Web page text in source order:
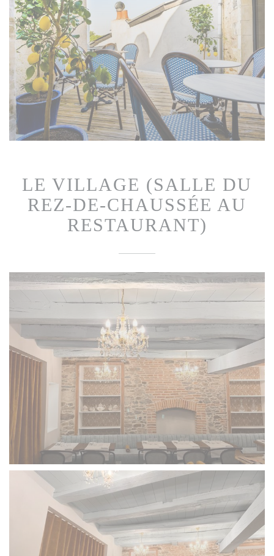
LE VILLAGE (SALLE DU
REZ-DE-CHAUSSÉE AU
RESTAURANT)